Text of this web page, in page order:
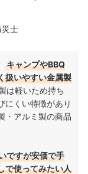
災士
キャンプやBBQ
扱いやすい金属製
は軽いため持ち
にくい特徴があり
・アルミ製の商品
ですが安価で手
で使ってみたい人